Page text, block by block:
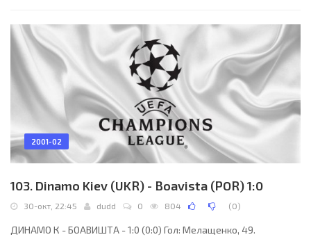
78). Наказания: Беме, 17. Эду, 19. Мателлан, 27. Мюлдер, 80
(предупреждения). Лужный, 17
2001-02
103. Dinamo Kiev (UKR) - Boavista (POR) 1:0
30-окт, 22:45 dudd 0 804 (0)
ДИНАМО К - БОАВИШТА - 1:0 (0:0) Гол: Мелащенко, 49.